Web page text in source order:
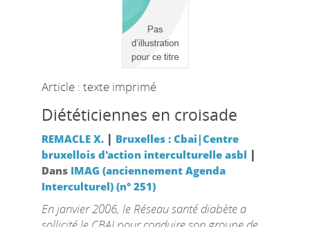
Article : texte imprimé
Diététiciennes en croisade
REMACLE X. | Bruxelles : Cbai|Centre
bruxellois d'action interculturelle asbl |
Dans IMAG (anciennement Agenda
Interculturel) (n° 251)
En janvier 2006, le Réseau santé diabète a